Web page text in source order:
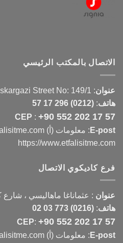
الاتصال بالمكتب الرئيسي
عنوان:
Street No: 149/1
هاتف:
(0212) 296 17 57
CEP : +90 552 202 17 57
E-post : معلومات (أ) etfalisitme.com
https://www.etfalisitme.com
فرع كاديكوي الاتصال
عنوان : عثماناغا ماهاليسي ، شارع
هاتف:
(0216) 773 03 02
CEP: +90 552 202 17 57
E-post : معلومات (أ) etfalisitme.com